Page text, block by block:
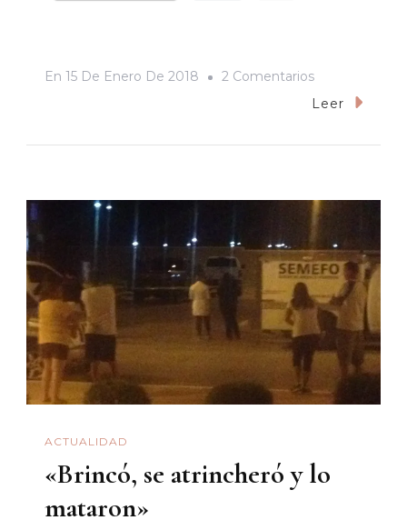
En 15 De Enero De 2018 2 ComentariosEn
Pies
Leer
ACTUALIDAD
«Brincó, se atrincheró y lo
mataron»